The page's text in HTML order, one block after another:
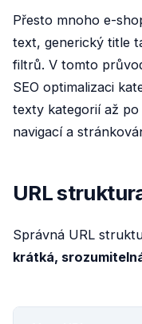
Přesto mnoho e-
text, generický title
filtrů. V tomto
SEO optimalizaci
texty kategorií až
navigací a
URL
Správná URL
krátká,